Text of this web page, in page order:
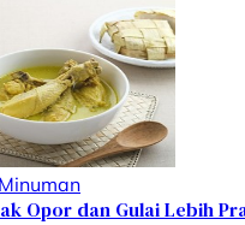
Opor dan Gulai Lebih